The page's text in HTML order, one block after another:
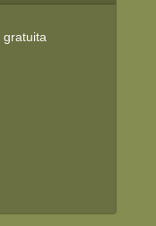
gratuita